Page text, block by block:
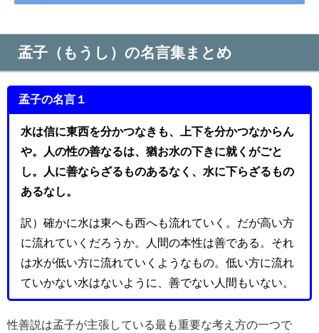
孟子（もうし）の名言集まとめ
孟子の名言１
水は信に東西を分かつなきも、上下を分かつなからん
や。人の性の善なるは、猶お水の下きに就くがごと
し。人に善ならざるものあるなく、水に下らざるもの
あるなし。
訳）確かに水は東へも西へも流れていく。だが高い方
に流れていくだろうか。人間の本性は善である。それ
は水が低い方に流れていくようなもの。低い方に流れ
ていかない水はないように、善でない人間もいない。
性善説は孟子が主張している最も重要な考え方の一つで